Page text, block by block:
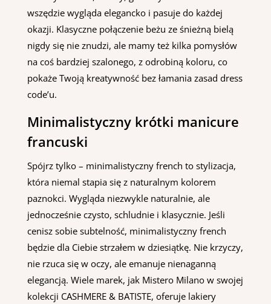
wszędzie wygląda elegancko i pasuje do każdej
okazji. Klasyczne połączenie beżu ze śnieżną bielą
nigdy się nie znudzi, ale mamy też kilka pomysłów
na coś bardziej szalonego, z odrobiną koloru, co
pokaże Twoją kreatywność bez łamania zasad dress
code’u.
Minimalistyczny krótki manicure
francuski
Spójrz tylko – minimalistyczny french to stylizacja,
która niemal stapia się z naturalnym kolorem
paznokci. Wygląda niezwykle naturalnie, ale
jednocześnie czysto, schludnie i klasycznie. Jeśli
cenisz sobie subtelność, minimalistyczny french
będzie dla Ciebie strzałem w dziesiątkę. Nie krzyczy,
nie rzuca się w oczy, ale emanuje nienaganną
elegancją. Wiele marek, jak Mistero Milano w swojej
kolekcji CASHMERE & BATISTE, oferuje lakiery